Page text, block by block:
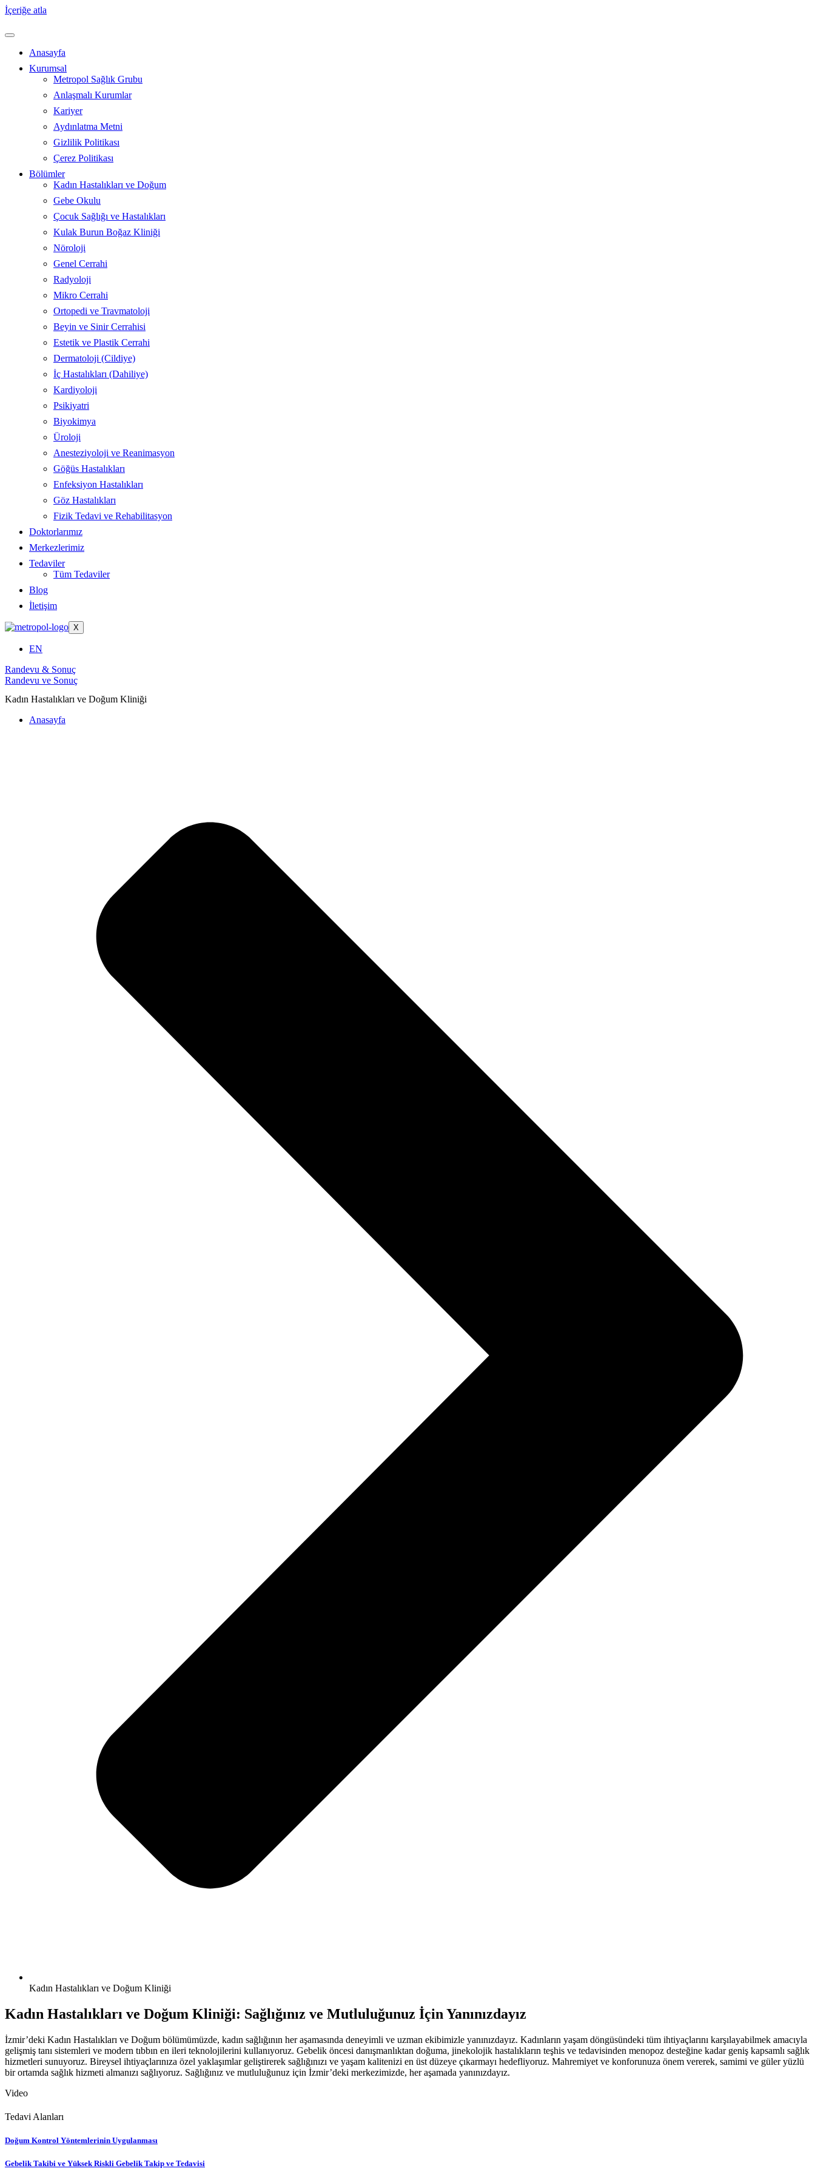
İçeriğe atla
Anasayfa
Kurumsal
Metropol Sağlık Grubu
Anlaşmalı Kurumlar
Kariyer
Aydınlatma Metni
Gizlilik Politikası
Çerez Politikası
Bölümler
Kadın Hastalıkları ve Doğum
Gebe Okulu
Çocuk Sağlığı ve Hastalıkları
Kulak Burun Boğaz Kliniği
Nöroloji
Genel Cerrahi
Radyoloji
Mikro Cerrahi
Ortopedi ve Travmatoloji
Beyin ve Sinir Cerrahisi
Estetik ve Plastik Cerrahi
Dermatoloji (Cildiye)
İç Hastalıkları (Dahiliye)
Kardiyoloji
Psikiyatri
Biyokimya
Üroloji
Anesteziyoloji ve Reanimasyon
Göğüs Hastalıkları
Enfeksiyon Hastalıkları
Göz Hastalıkları
Fizik Tedavi ve Rehabilitasyon
Doktorlarımız
Merkezlerimiz
Tedaviler
Tüm Tedaviler
Blog
İletişim
X
EN
Randevu & Sonuç
Randevu ve Sonuç
Kadın Hastalıkları ve Doğum Kliniği
Anasayfa
Kadın Hastalıkları ve Doğum Kliniği
Kadın Hastalıkları ve Doğum Kliniği: Sağlığınız ve Mutluluğunuz İçin Yanınızdayız
İzmir’deki Kadın Hastalıkları ve Doğum bölümümüzde, kadın sağlığının her aşamasında deneyimli ve uzman ekibimizle yanınızdayız. Kadınların yaşam döngüsündeki tüm ihtiyaçlarını karşılayabilmek amacıyla
gelişmiş tanı sistemleri ve modern tıbbın en ileri teknolojilerini kullanıyoruz. Gebelik öncesi danışmanlıktan doğuma, jinekolojik hastalıkların teşhis ve tedavisinden menopoz desteğine kadar geniş kapsamlı sağlık
hizmetleri sunuyoruz. Bireysel ihtiyaçlarınıza özel yaklaşımlar geliştirerek sağlığınızı ve yaşam kalitenizi en üst düzeye çıkarmayı hedefliyoruz. Mahremiyet ve konforunuza önem vererek, samimi ve güler yüzlü
bir ortamda sağlık hizmeti almanızı sağlıyoruz. Sağlığınız ve mutluluğunuz için İzmir’deki merkezimizde, her aşamada yanınızdayız.
Video
Tedavi Alanları
Doğum Kontrol Yöntemlerinin Uygulanması
Gebelik Takibi ve Yüksek Riskli Gebelik Takip ve Tedavisi